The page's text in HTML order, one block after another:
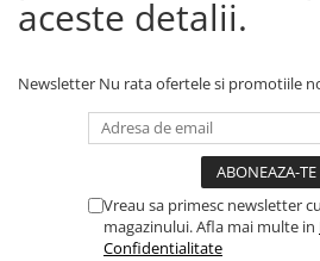
aceste detalii.
Newsletter Nu rata ofertele si promotiile
Vreau sa primesc newsletter
magazinului. Afla mai multe in
Confidentialitate